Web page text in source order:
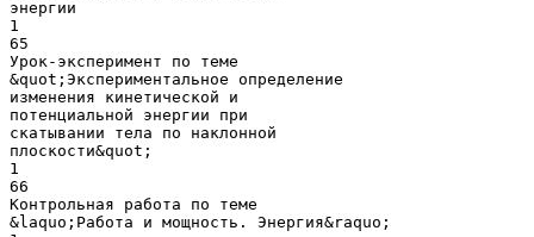
энергии
1
65
Урок-эксперимент по теме
&quot;Экспериментальное определение
изменения кинетической и
потенциальной энергии при
скатывании тела по наклонной
плоскости&quot;
1
66
Контрольная работа по теме
&laquo;Работа и мощность. Энергия&raquo;